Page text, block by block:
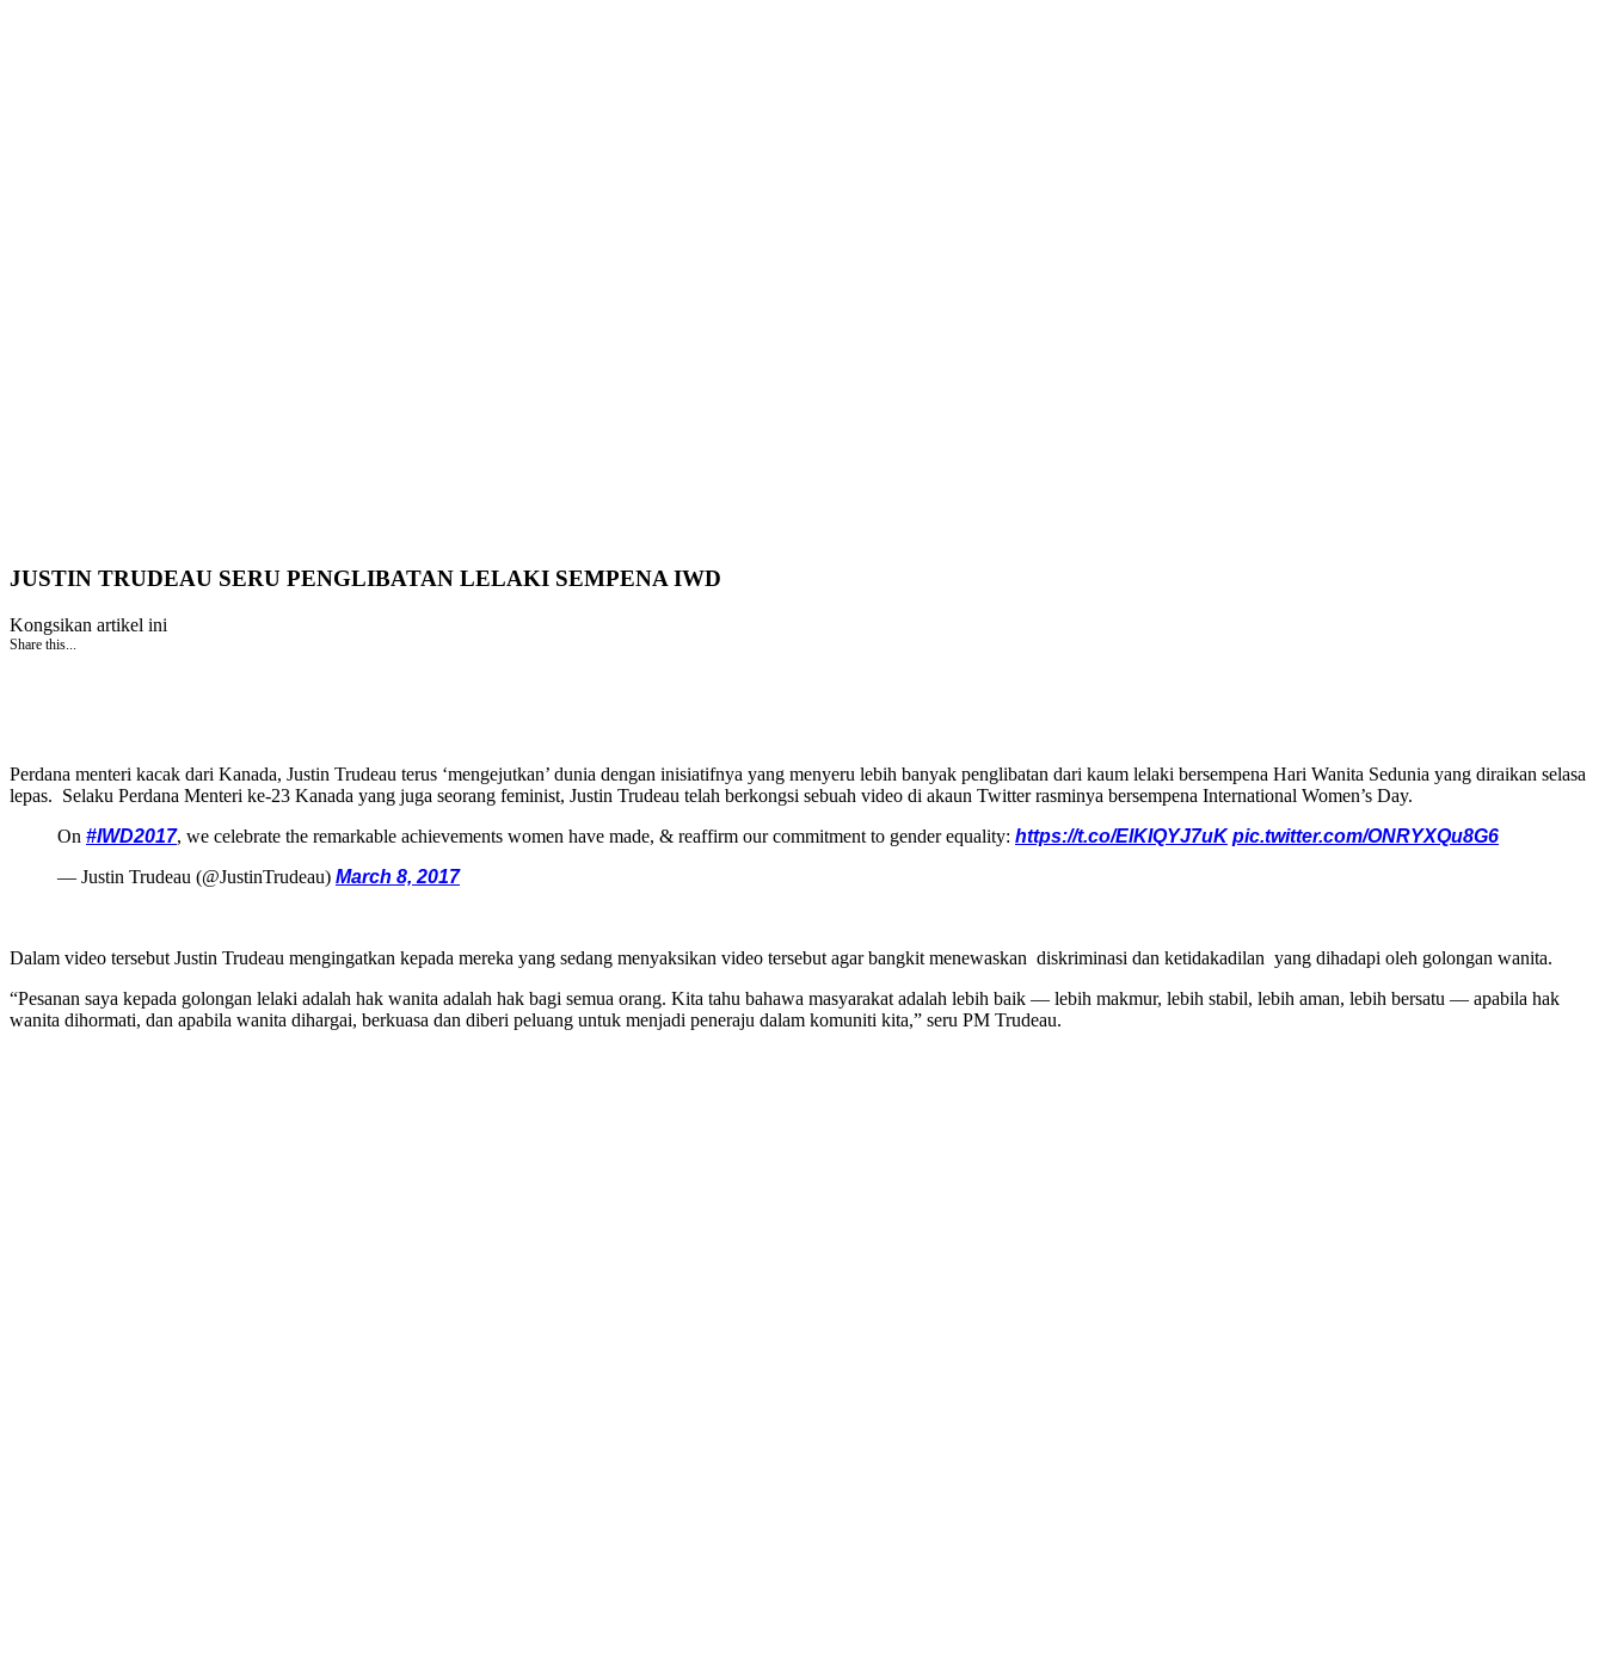
JUSTIN TRUDEAU SERU PENGLIBATAN LELAKI SEMPENA IWD
Kongsikan artikel ini
Share this...
Perdana menteri kacak dari Kanada, Justin Trudeau terus ‘mengejutkan’ dunia dengan inisiatifnya yang menyeru lebih banyak penglibatan dari kaum lelaki bersempena Hari Wanita Sedunia yang diraikan selasa
lepas. Selaku Perdana Menteri ke-23 Kanada yang juga seorang feminist, Justin Trudeau telah berkongsi sebuah video di akaun Twitter rasminya bersempena International Women’s Day.
On #IWD2017, we celebrate the remarkable achievements women have made, & reaffirm our commitment to gender equality: https://t.co/ElKIQYJ7uK pic.twitter.com/ONRYXQu8G6
— Justin Trudeau (@JustinTrudeau) March 8, 2017
Dalam video tersebut Justin Trudeau mengingatkan kepada mereka yang sedang menyaksikan video tersebut agar bangkit menewaskan diskriminasi dan ketidakadilan yang dihadapi oleh golongan wanita.
“Pesanan saya kepada golongan lelaki adalah hak wanita adalah hak bagi semua orang. Kita tahu bahawa masyarakat adalah lebih baik — lebih makmur, lebih stabil, lebih aman, lebih bersatu — apabila hak
wanita dihormati, dan apabila wanita dihargai, berkuasa dan diberi peluang untuk menjadi peneraju dalam komuniti kita,” seru PM Trudeau.